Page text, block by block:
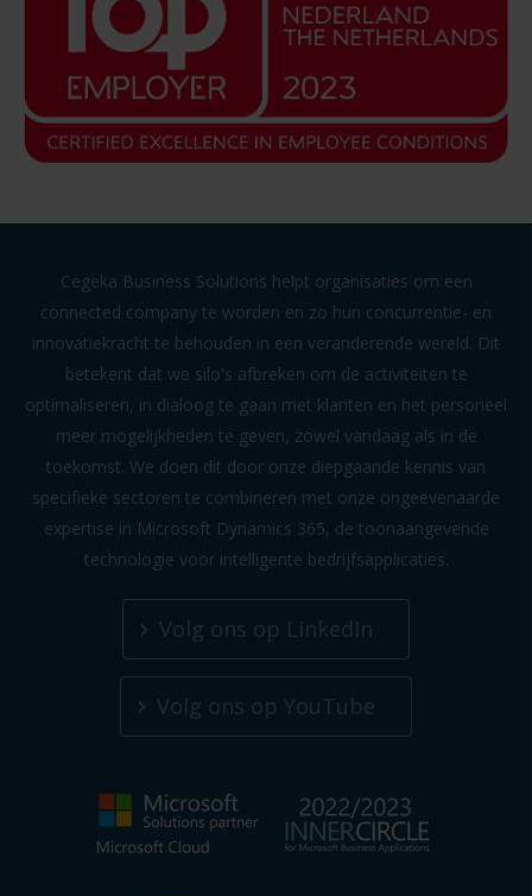
Cegeka Business Solutions helpt organisaties om een
connected company te worden en zo hun concurrentie- en
innovatiekracht te behouden in een veranderende wereld. Dit
betekent dat we silo's afbreken om de activiteiten te
optimaliseren, in dialoog te gaan met klanten en het personeel
meer mogelijkheden te geven, zowel vandaag als in de
toekomst. We doen dit door onze diepgaande kennis van
specifieke sectoren te combineren met onze ongeëvenaarde
expertise in Microsoft Dynamics 365, de toonaangevende
technologie voor intelligente bedrijfsapplicaties.
Volg ons op LinkedIn
Volg ons op YouTube